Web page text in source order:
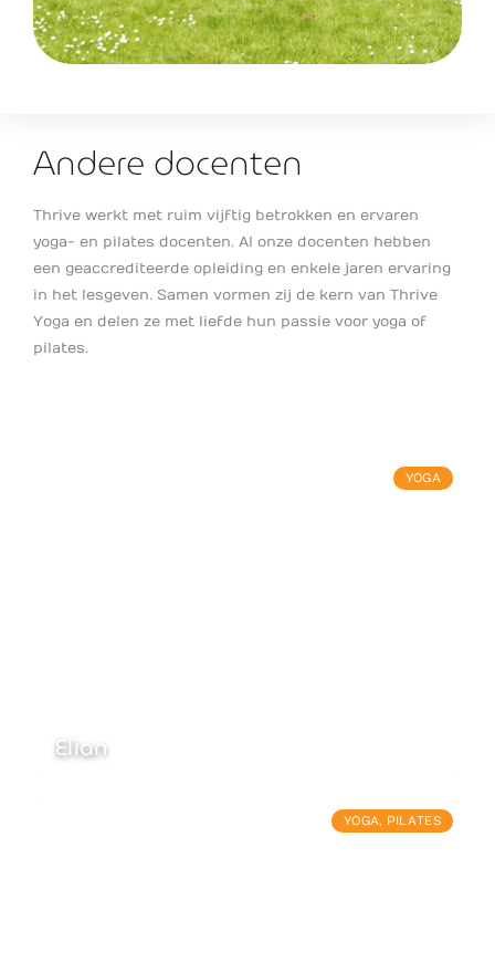
Andere docenten
Thrive werkt met ruim vijftig betrokken en ervaren
yoga- en pilates docenten. Al onze docenten hebben
een geaccrediteerde opleiding en enkele jaren ervaring
in het lesgeven. Samen vormen zij de kern van Thrive
Yoga en delen ze met liefde hun passie voor yoga of
pilates.
YOGA
Elian
YOGA, PILATES